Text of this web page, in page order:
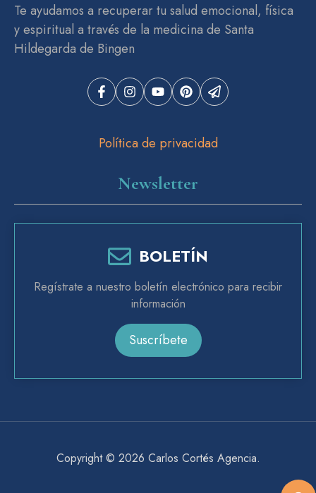
Te ayudamos a recuperar tu salud emocional, física
y espiritual a través de la medicina de Santa
Hildegarda de Bingen
Política de privacidad
Newsletter
BOLETÍN
Regístrate a nuestro boletín electrónico para recibir
información
Suscríbete
Copyright © 2026 Carlos Cortés Agencia.